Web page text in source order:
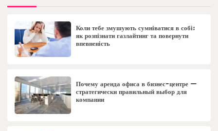
Коли тебе змушують сумніватися в собі:
як розпізнати газлайтинг та повернути
впевненість
Почему аренда офиса в бизнес-центре —
стратегически правильный выбор для
компании